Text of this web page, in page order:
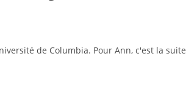
de Columbia. Pour Ann, c'est la suite